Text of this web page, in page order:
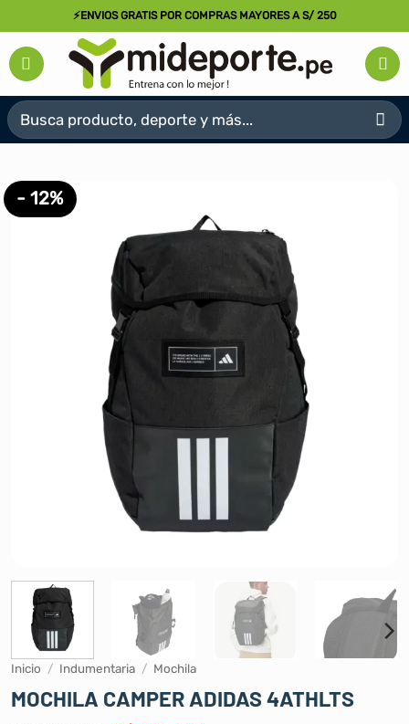
al
contenido
⚡ENVIOS GRATIS POR COMPRAS MAYORES A S/ 250
Buscar
por:
- 12%
Inicio / Indumentaria / Mochila
MOCHILA CAMPER ADIDAS 4ATHLTS